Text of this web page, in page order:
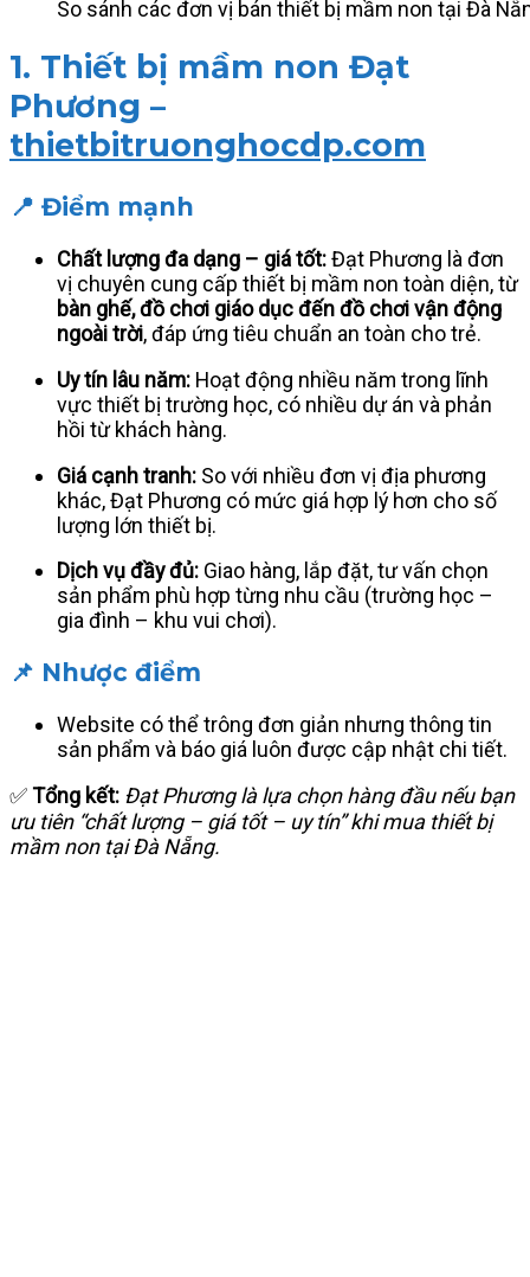
So sánh các đơn vị bán thiết bị mầm non tại Đà
1. Thiết bị mầm non Đạt
Phương –
thietbitruonghocdp.com
📍 Điểm mạnh
Chất lượng đa dạng – giá tốt:Đạt Phương là đơn
vị chuyên cung cấp thiết bị mầm non toàn diện, từ
bàn ghế, đồ chơi giáo dục đến đồ chơi vận động
ngoài trời, đáp ứng tiêu chuẩn an toàn cho trẻ.
Uy tín lâu năm: Hoạt động nhiều năm trong lĩnh
vực thiết bị trường học, có nhiều dự án và phản
hồi từ khách hàng.
Giá cạnh tranh: So với nhiều đơn vị địa phương
khác, Đạt Phương có mức giá hợp lý hơn cho số
lượng lớn thiết bị.
Dịch vụ đầy đủ: Giao hàng, lắp đặt, tư vấn chọn
sản phẩm phù hợp từng nhu cầu (trường học –
gia đình – khu vui chơi).
📌 Nhược điểm
Website có thể trông đơn giản nhưng thông tin
sản phẩm và báo giá luôn được cập nhật chi tiết.
✅ Tổng kết: Đạt Phương là lựa chọn hàng đầu nếu bạn
ưu tiên “chất lượng – giá tốt – uy tín” khi mua thiết bị
mầm non tại Đà Nẵng.